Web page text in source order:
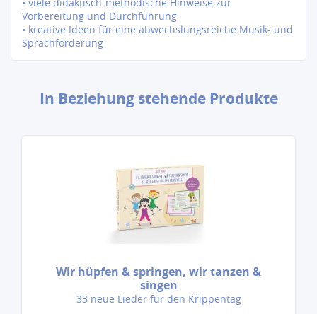
Vorbereitung und Durchführung
• kreative Ideen für eine abwechslungsreiche Musik- und
Sprachförderung
In Beziehung stehende Produkte
Wir hüpfen & springen, wir tanzen &
singen
33 neue Lieder für den Krippentag